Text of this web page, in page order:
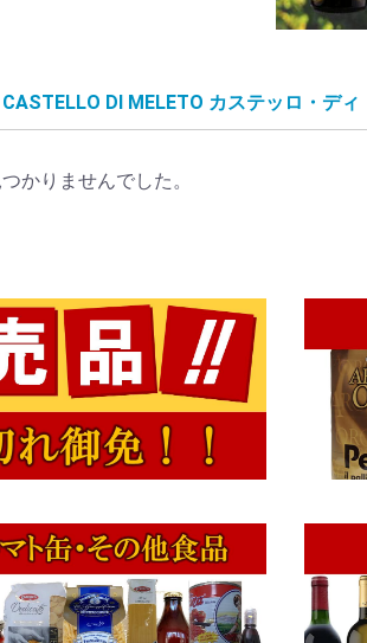
CASTELLO DI MELETO カステッロ・ディ
かりませんでした。